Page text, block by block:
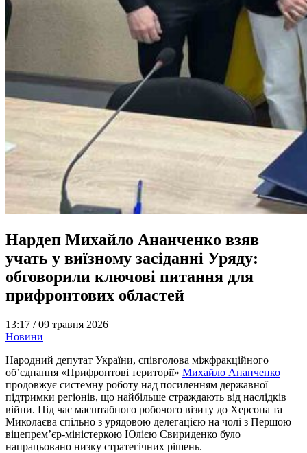
Нардеп Михайло Ананченко взяв
учать у виїзному засіданні Уряду:
обговорили ключові питання для
прифронтових областей
13:17 /09 травня 2026
Новини
Народний депутат України, співголова міжфракційного
об’єднання «Прифронтові території» Михайло Ананченко
продовжує системну роботу над посиленням державної
підтримки регіонів, що найбільше страждають від наслідків
війни. Під час масштабного робочого візиту до Херсона та
Миколаєва спільно з урядовою делегацією на чолі з Першою
віцепрем’єр-міністеркою Юлією Свириденко було
напрацьовано низку стратегічних рішень.